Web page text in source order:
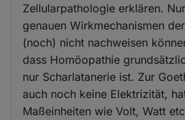
Zellularpathologie erklären.
genauen Wirkmechanismen
(noch) nicht nachweisen
dass Homöopathie
nur Scharlatanerie ist. Zur
auch noch keine Elektrizität,
Maßeinheiten wie Volt, Watt